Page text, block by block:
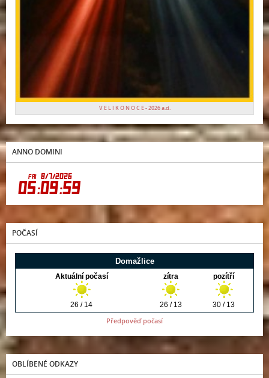
V E L I K O N O C E - 2026 a.d.
ANNO DOMINI
POČASÍ
Předpověď počasí
OBLÍBENÉ ODKAZY